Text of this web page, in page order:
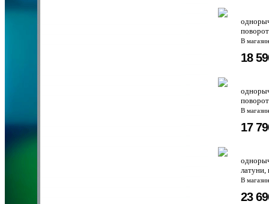
В
18
В
17
латуни,
В
23